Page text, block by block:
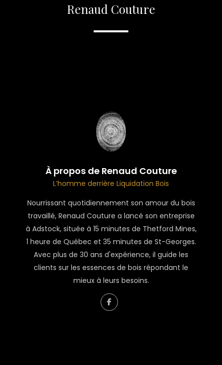
Renaud Couture
À propos de Renaud Couture
L’homme derrière Liquidation Bois
Nourrissant quotidiennement son amour du bois
travaillé, Renaud Couture a lancé son entreprise
à Adstock, située à 15 minutes de Thetford Mines,
1 heure de Québec et 35 minutes de St-Georges.
Avec plus de 30 ans d'expérience, il guide les
clients sur les essences de bois répondant le
mieux à leurs besoins.